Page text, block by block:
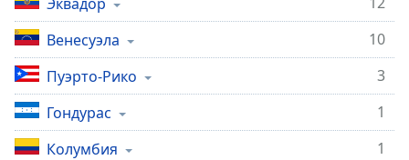
settings
dialog
subtitles
off,
selected
Audio
Track
Венесуэла
10
Пуэрто-Рико
3
Гондурас
1
Колумбия
1